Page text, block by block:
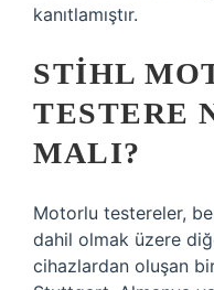
kanıtlamıştır.
STIHL
TESTERE
MALI?
Motorlu testereler,
dahil olmak üzere
cihazlardan oluşan